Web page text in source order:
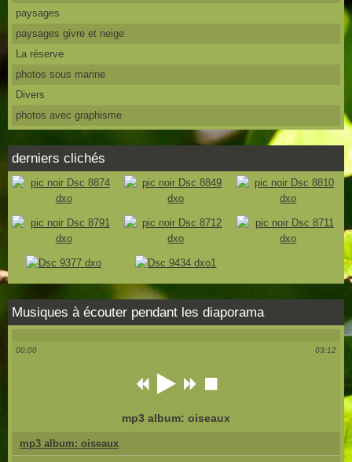
paysages
paysages givre et neige
La réserve
photos sous marine
Divers
photos avec graphisme
derniers clichés
Musiques à écouter pendant les diaporama
00:00 03:12
mp3 album: oiseaux
mp3 album: oiseaux